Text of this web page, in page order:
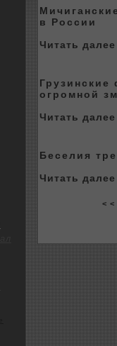
в России
Читать
огpoмной
Читать
Беселия
Читать
<